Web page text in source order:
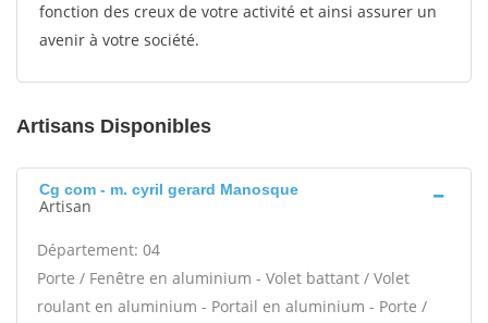
fonction des creux de votre activité et ainsi assurer un
avenir à votre société.
Artisans Disponibles
Cg com - m. cyril gerard Manosque
Artisan
Département: 04
Porte / Fenêtre en aluminium - Volet battant / Volet
roulant en aluminium - Portail en aluminium - Porte /